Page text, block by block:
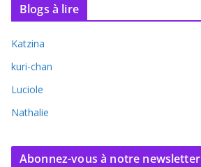
Blogs à lire
Katzina
kuri-chan
Luciole
Nathalie
Abonnez-vous à notre newsletter